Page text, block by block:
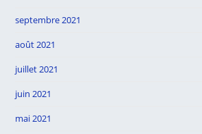
septembre 2021
août 2021
juillet 2021
juin 2021
mai 2021